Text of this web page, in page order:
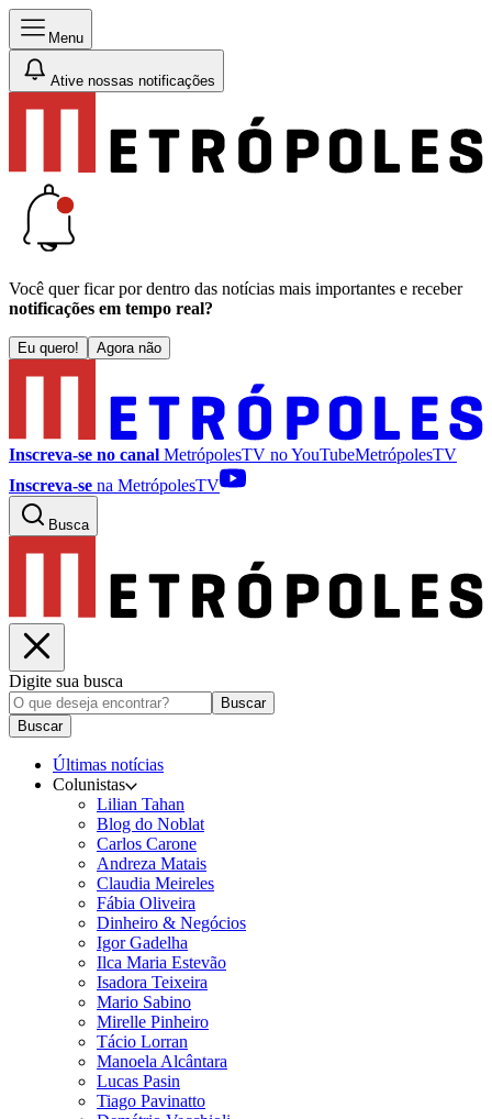
Menu
Ative nossas notificações
Você quer ficar por dentro das notícias mais importantes e receber
notificações em tempo real?
Eu quero! Agora não
Inscreva-se no canal MetrópolesTV noYouTubeMetrópolesTV
Inscreva-se na MetrópolesTV
Busca
Digite sua busca
Buscar
Buscar
Últimas notícias
Colunistas
Lilian Tahan
Blog do Noblat
Carlos Carone
Andreza Matais
Claudia Meireles
Fábia Oliveira
Dinheiro & Negócios
Igor Gadelha
Ilca Maria Estevão
Isadora Teixeira
Mario Sabino
Mirelle Pinheiro
Tácio Lorran
Manoela Alcântara
Lucas Pasin
Tiago Pavinatto